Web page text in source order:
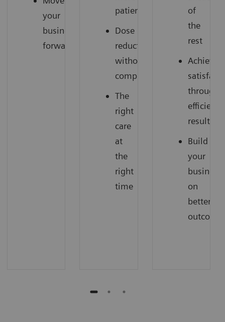
your
business
forward
patients
Dose
reduction
without
compromise
The
right
care
at
the
right
time
of
the
rest
Achieve
through
efficient
results
Build
your
business
on
better